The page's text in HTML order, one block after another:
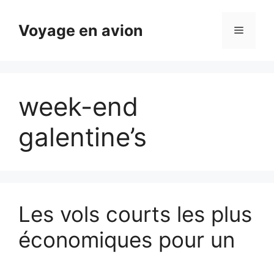
contenuVoyage en avion Menu
week-end
galentine’s
Les vols courts les plus
économiques pour un